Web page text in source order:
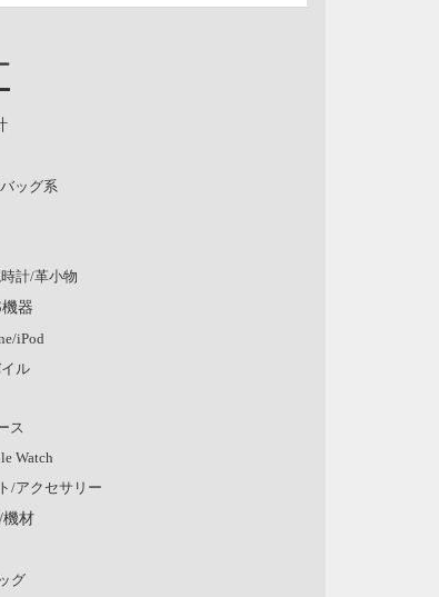
ッグ系
計/革小物
器
iPod
ル
ス
Watch
/アクセサリー
機材
グ